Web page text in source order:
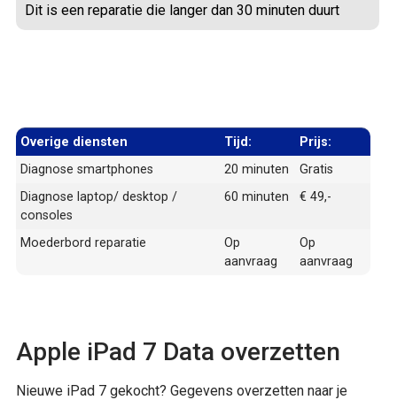
Dit is een reparatie die langer dan 30 minuten duurt
Overige diensten Tijd:
Prijs:
Diagnose smartphones
20 minuten
Gratis
Diagnose laptop/ desktop /
consoles
60 minuten € 49,-
Moederbord reparatie
Op
aanvraag
Op
aanvraag
Apple iPad 7 Data overzetten
Nieuwe iPad 7 gekocht? Gegevens overzetten naar je